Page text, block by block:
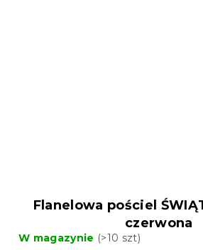
Flanelowa pościel
czerwona
W magazynie (>10 szt)